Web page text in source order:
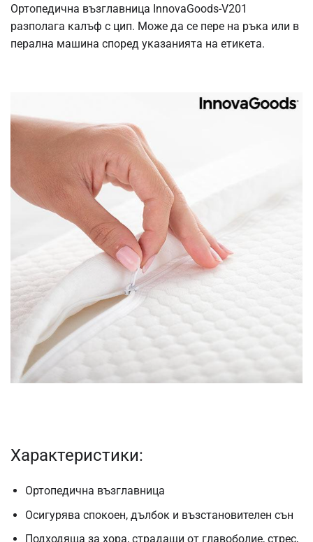
Ортопедична възглавница InnovaGoods-V201
разполага калъф с цип. Може да се пере на ръка или в
перална машина според указанията на етикета.
Характеристики:
Ортопедична възглавница
Осигурява спокоен, дълбок и възстановителен сън
Подходяща за хора, страдащи от главоболие, стрес,